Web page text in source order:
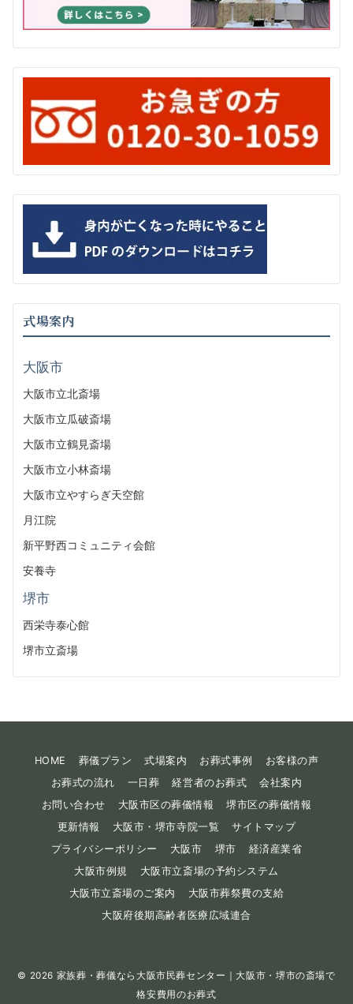
式場案内
大阪市
大阪市立北斎場
大阪市立瓜破斎場
大阪市立鶴見斎場
大阪市立小林斎場
大阪市立やすらぎ天空館
月江院
新平野西コミュニティ会館
安養寺
堺市
西栄寺泰心館
堺市立斎場
HOME 葬儀プラン 式場案内 お葬式事例
お客様の声
お葬式の流れ
一日葬 経営者のお葬式
会社案内
お問い合わせ
大阪市区の葬儀情報
堺市区の葬儀情報
更新情報
大阪市・堺市寺院一覧
サイトマップ
プライバシーポリシー
大阪市 堺市
経済産業省
大阪市例規
大阪市立斎場の予約システム
大阪市立斎場のご案内
大阪市葬祭費の支給
大阪府後期高齢者医療広域連合
© 2026 家族葬・葬儀なら大阪市民葬センター｜大阪市・堺市の斎場で
格安費用のお葬式